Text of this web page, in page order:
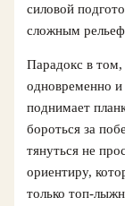
силовой
сложным
Парадокс в
одновременно и
поднимает
бороться за
тянуться не
ориентиру,
только топ-